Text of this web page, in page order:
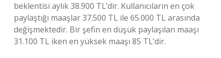
beklentisi aylık 38.900 TL’dir. Kullanıcıların en çok
paylaştığı maaşlar 37.500 TL ile 65.000 TL arasında
değişmektedir. Bir şefin en düşük paylaşılan maaşı
31.100 TL iken en yüksek maaşı 85 TL’dir.